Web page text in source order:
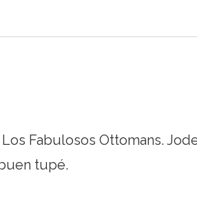
Fabulosos Ottomans.
tupé.